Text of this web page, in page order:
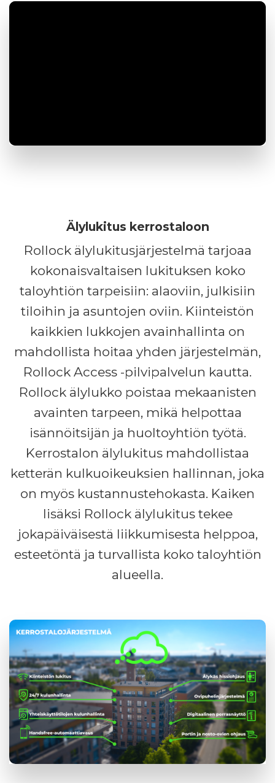
Älylukitus kerrostaloon
Rollock älylukitusjärjestelmä tarjoaa
kokonaisvaltaisen lukituksen koko
taloyhtiön tarpeisiin: alaoviin, julkisiin
tiloihin ja asuntojen oviin. Kiinteistön
kaikkien lukkojen avainhallinta on
mahdollista hoitaa yhden järjestelmän,
Rollock Access -pilvipalvelun kautta.
Rollock älylukko poistaa mekaanisten
avainten tarpeen, mikä helpottaa
isännöitsijän ja huoltoyhtiön työtä.
Kerrostalon älylukitus mahdollistaa
ketterän kulkuoikeuksien hallinnan, joka
on myös kustannustehokasta. Kaiken
lisäksi Rollock älylukitus tekee
jokapäiväisestä liikkumisesta helppoa,
esteetöntä ja turvallista koko taloyhtiön
alueella.